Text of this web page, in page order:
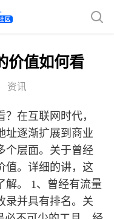
价值如何看
资讯
在互联网时代，
址逐渐扩展到商业
个层面。关于曾经
值。详细的讲，这
解。 1、曾经有流量
录并具有排名。关